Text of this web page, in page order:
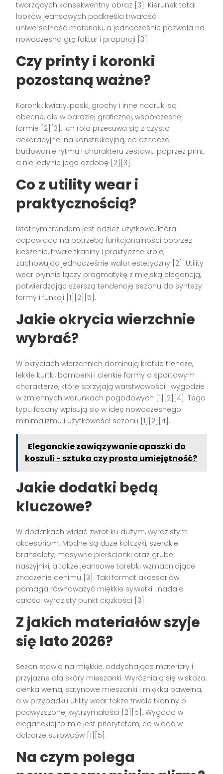
tworzących konsekwentny obraz [3]. Kierunek total
looków jeansowych podkreśla trwałość i
uniwersalność materiału, a jednocześnie pozwala na
nowoczesną grę faktur i proporcji [3].
Czy printy i koronki
pozostaną ważne?
Koronki, kwiaty, paski, grochy i inne nadruki są
obecne, ale w bardziej graficznej, współczesnej
formie [2][3]. Ich rola przesuwa się z czysto
dekoracyjnej na konstrukcyjną, co oznacza
budowanie rytmu i charakteru zestawu poprzez print,
a nie jedynie jego ozdobę [2][3].
Co z utility wear i
praktycznością?
Istotnym trendem jest odzież użytkowa, która
odpowiada na potrzebę funkcjonalności poprzez
kieszenie, trwałe tkaniny i praktyczne kroje,
zachowując jednocześnie walor estetyczny [2]. Utility
wear płynnie łączy pragmatykę z miejską elegancją,
potwierdzając szerszą tendencję sezonu do syntezy
formy i funkcji [1][2][5].
Jakie okrycia wierzchnie
wybrać?
W okryciach wierzchnich dominują krótkie trencze,
lekkie kurtki, bomberki i cienkie formy o sportowym
charakterze, które sprzyjają warstwowości i wygodzie
w zmiennych warunkach pogodowych [1][2][4]. Tego
typu fasony wpisują się w ideę nowoczesnego
minimalizmu i użytkowości sezonu [1][2][4].
Eleganckie zawiązywanie apaszki do
koszuli - sztuka czy prosta umiejętność?
Jakie dodatki będą
kluczowe?
W dodatkach widać zwrot ku dużym, wyrazistym
akcesoriom. Modne są duże kolczyki, szerokie
bransolety, masywne pierścionki oraz grube
naszyjniki, a także jeansowe torebki wzmacniające
znaczenie denimu [3]. Taki format akcesoriów
pomaga równoważyć miękkie sylwetki i nadaje
całości wyrazisty punkt ciężkości [3].
Z jakich materiałów szyje
się lato 2026?
Sezon stawia na miękkie, oddychające materiały i
przyjazne dla skóry mieszanki. Wyróżniają się wiskoza,
cienka wełna, satynowe mieszanki i miękka bawełna,
a w przypadku utility wear także trwałe tkaniny o
podwyższonej wytrzymałości [2][5]. Wygoda w
eleganckiej formie jest priorytetem, co widać w
doborze surowców [1][5].
Na czym polega